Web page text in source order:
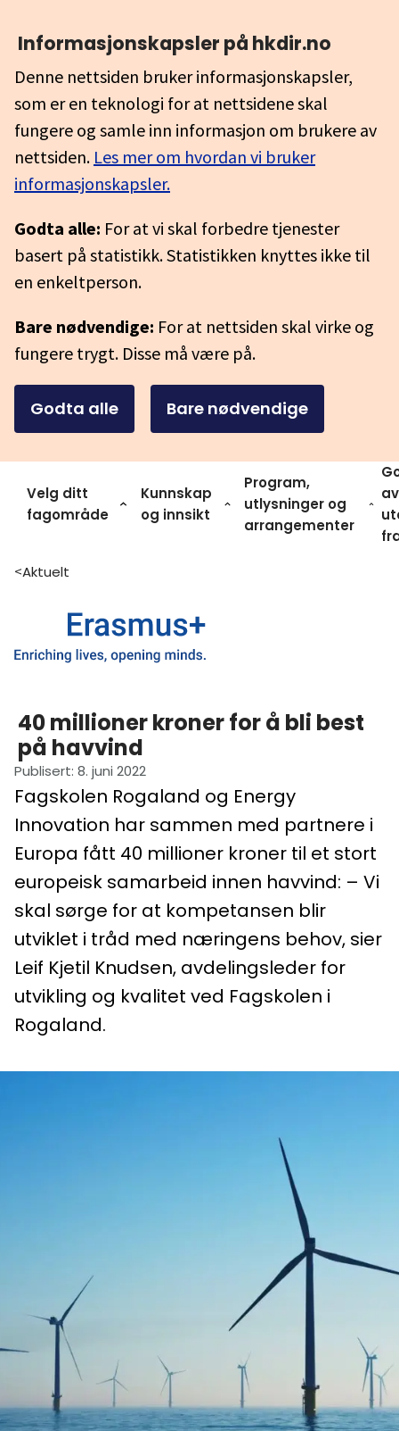
Informasjonskapsler på hkdir.no
Denne nettsiden bruker informasjonskapsler,
som er en teknologi for at nettsidene skal
fungere og samle inn informasjon om brukere av
nettsiden. Les mer om hvordan vi bruker
informasjonskapsler.
Godta alle: For at vi skal forbedre tjenester
basert på statistikk. Statistikken knyttes ikke til
en enkeltperson.
Bare nødvendige: For at nettsiden skal virke og
fungere trygt. Disse må være på.
Godta alle Bare nødvendige
Velg ditt
fagområde
Kunnskap
og innsikt
Program,
utlysninger og
arrangementer
av
>Aktuelt
40 millioner kroner for å bli best
på havvind
Publisert: 8. juni 2022
Fagskolen Rogaland og Energy
Innovation har sammen med partnere i
Europa fått 40 millioner kroner til et stort
europeisk samarbeid innen havvind: – Vi
skal sørge for at kompetansen blir
utviklet i tråd med næringens behov, sier
Leif Kjetil Knudsen, avdelingsleder for
utvikling og kvalitet ved Fagskolen i
Rogaland.